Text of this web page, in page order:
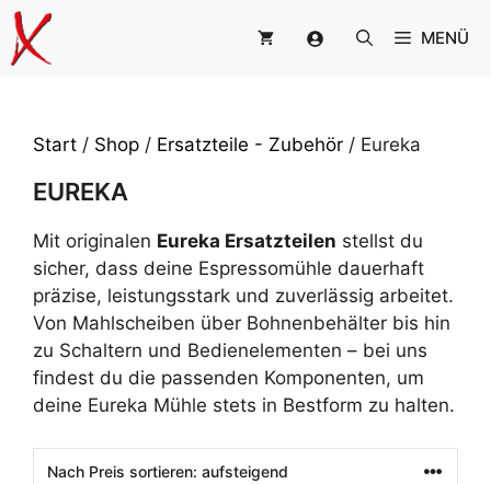
Zum
Inhalt
springen
MENÜ
Start / Shop / Ersatzteile - Zubehör / Eureka
EUREKA
Mit originalen Eureka Ersatzteilen stellst du
sicher, dass deine Espressomühle dauerhaft
präzise, leistungsstark und zuverlässig arbeitet.
Von Mahlscheiben über Bohnenbehälter bis hin
zu Schaltern und Bedienelementen – bei uns
findest du die passenden Komponenten, um
deine Eureka Mühle stets in Bestform zu halten.